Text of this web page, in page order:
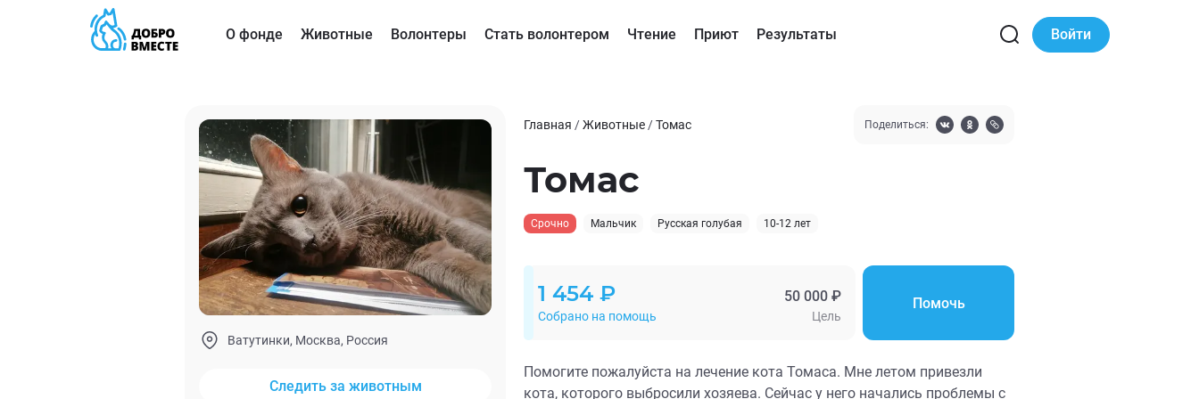
О фонде Животные Волонтеры Стать волонтером Чтение Приют Результаты Войти
Ватутинки, Москва, Россия
Следить за животным
Главная /Животные /Томас Поделиться:
Томас
Срочно Мальчик Русская голубая 10-12 лет
1 454 ₽ 50 000 ₽
Собрано на помощь Цель
Помочь
Помогите пожалуйста на лечение кота Томаса. Мне летом привезли
кота, которого выбросили хозяева. Сейчас у него начались проблемы с